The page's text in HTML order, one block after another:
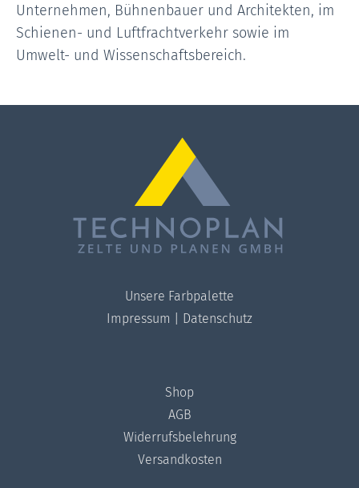
Unternehmen, Bühnenbauer und Architekten, im
Schienen- und Luftfrachtverkehr sowie im
Umwelt- und Wissenschaftsbereich.
Unsere Farbpalette
Impressum
Datenschutz
Shop
AGB
Widerrufsbelehrung
Versandkosten